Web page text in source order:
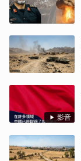
影音